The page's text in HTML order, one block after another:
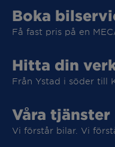
Boka
Få fast pris på en
Hitta din
Från Ystad i söder till
Våra tjänster
Vi förstår bilar. Vi